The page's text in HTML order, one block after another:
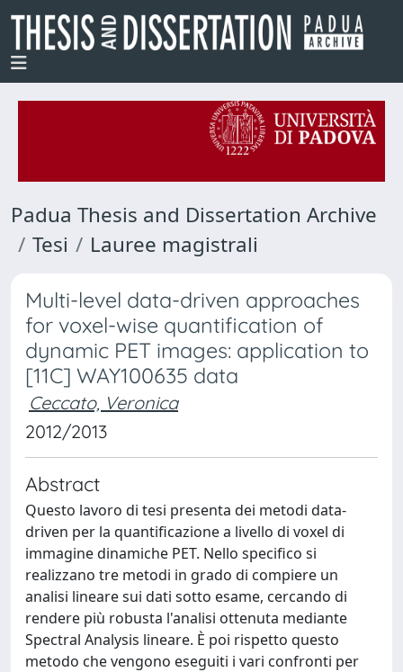
Padua Thesis and Dissertation Archive
Tesi
Lauree magistrali
Multi-level data-driven approaches
for voxel-wise quantification of
dynamic PET images: application to
[11C] WAY100635 data
Ceccato, Veronica
2012/2013
Abstract
Questo lavoro di tesi presenta dei metodi data-
driven per la quantificazione a livello di voxel di
immagine dinamiche PET. Nello specifico si
realizzano tre metodi in grado di compiere un
analisi lineare sui dati sotto esame, cercando di
rendere più robusta l'analisi ottenuta mediante
Spectral Analysis lineare. È poi rispetto questo
metodo che vengono eseguiti i vari confronti per